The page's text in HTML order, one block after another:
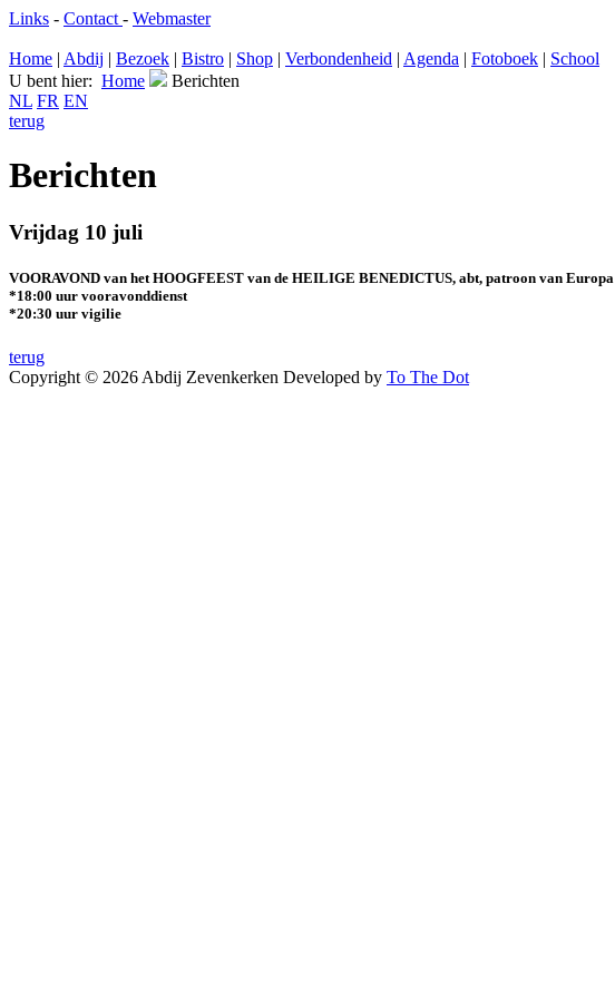
Links - Contact - Webmaster
Home | Abdij | Bezoek | Bistro | Shop | Verbondenheid | Agenda | Fotoboek | School
U bent hier: Home
Berichten
NL FR EN
terug
Berichten
Vrijdag 10 juli
VOORAVOND van het HOOGFEEST van de HEILIGE BENEDICTUS, abt, patroon van Europa
*18:00 uur vooravonddienst
*20:30 uur vigilie
terug
Copyright © 2026 Abdij Zevenkerken Developed by To The Dot